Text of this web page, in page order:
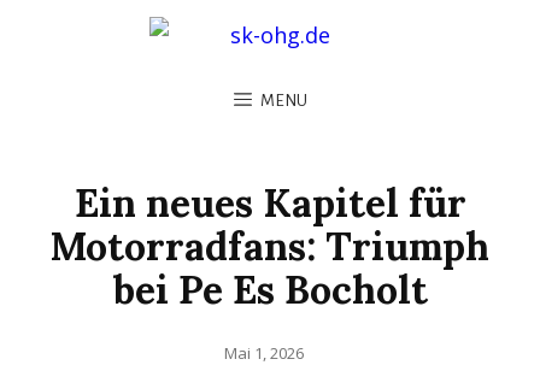
MENU
Ein neues Kapitel für
Motorradfans: Triumph
bei Pe Es Bocholt
Posted
Mai 1, 2026